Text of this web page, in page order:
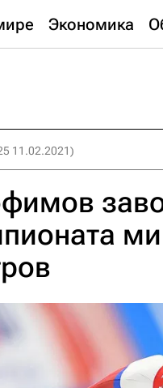
Экономика
11.02.2021)